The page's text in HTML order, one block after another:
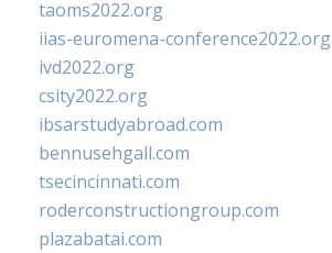
taoms2022.org
iias-euromena-conference2022.org
ivd2022.org
csity2022.org
ibsarstudyabroad.com
bennusehgall.com
tsecincinnati.com
roderconstructiongroup.com
plazabatai.com